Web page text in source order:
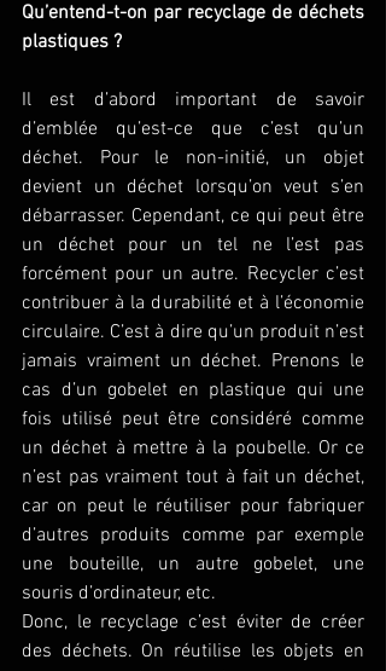
Qu’entend-t-on par recyclage de déchets
plastiques ?
Il est d’abord important de savoir
d’emblée qu’est-ce que c’est qu’un
déchet. Pour le non-initié, un objet
devient un déchet lorsqu’on veut s’en
débarrasser. Cependant, ce qui peut être
un déchet pour un tel ne l’est pas
forcément pour un autre. Recycler c’est
contribuer à la durabilité et à l’économie
circulaire. C’est à dire qu’un produit n’est
jamais vraiment un déchet. Prenons le
cas d’un gobelet en plastique qui une
fois utilisé peut être considéré comme
un déchet à mettre à la poubelle. Or ce
n’est pas vraiment tout à fait un déchet,
car on peut le réutiliser pour fabriquer
d’autres produits comme par exemple
une bouteille, un autre gobelet, une
souris d’ordinateur, etc.
Donc, le recyclage c’est éviter de créer
des déchets. On réutilise les objets en